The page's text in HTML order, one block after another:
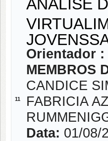
11
ANÁLISE
Orientador :
MEMBROS
CANDICE
FABRICIA
Data: 01/08/